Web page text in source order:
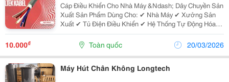
Cáp Điều Khiển Cho Nhà Máy &Ndash; Dây Chuyền Sản
Xuất Sản Phẩm Dùng Cho: ✔ Nhà Máy ✔ Xưởng Sản
Xuất ✔ Tủ Điện Điều Khiển ✔ Hệ Thống Tự Động Hóa
Đầy Đủ Quy Cách &Ndash; Giá Cạnh Tranh 0904121065
/ 0938059133, Ms Như
10.000₫ Toàn quốc 20/03/2026
Máy Hút Chân Không Longtech